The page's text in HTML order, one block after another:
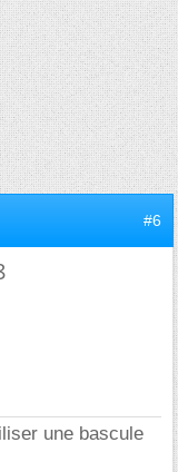
#6
une bascule